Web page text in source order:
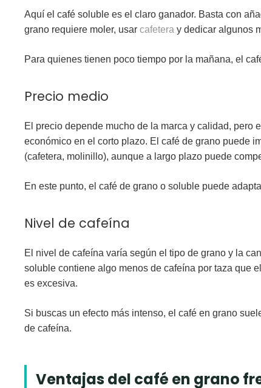
Aquí el café soluble es el claro ganador. Basta con
grano requiere moler, usar cafetera y dedicar algunos
Para quienes tienen poco tiempo por la mañana, el
Precio medio
El precio depende mucho de la marca y calidad, pero
económico en el corto plazo. El café de grano puede
(cafetera, molinillo), aunque a largo plazo puede
En este punto, el café de grano o soluble puede
Nivel de cafeína
El nivel de cafeína varía según el tipo de grano y la
soluble contiene algo menos de cafeína por taza que
es excesiva.
Si buscas un efecto más intenso, el café en grano
de cafeína.
Ventajas del café en grano